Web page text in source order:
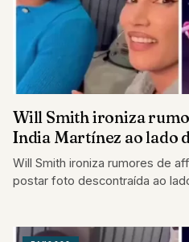
Will Smith ironiza
India Martínez ao lado
Will Smith ironiza rumores de
postar foto descontraída ao